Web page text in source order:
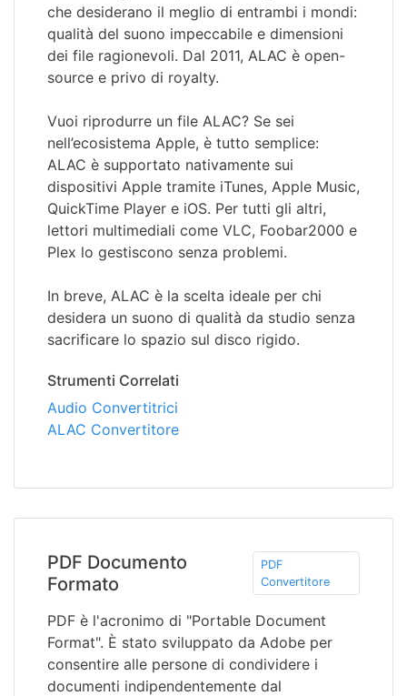
che desiderano il meglio di entrambi i mondi:
qualità del suono impeccabile e dimensioni
dei file ragionevoli. Dal 2011, ALAC è open-
source e privo di royalty.
Vuoi riprodurre un file ALAC? Se sei
nell’ecosistema Apple, è tutto semplice:
ALAC è supportato nativamente sui
dispositivi Apple tramite iTunes, Apple Music,
QuickTime Player e iOS. Per tutti gli altri,
lettori multimediali come VLC, Foobar2000 e
Plex lo gestiscono senza problemi.
In breve, ALAC è la scelta ideale per chi
desidera un suono di qualità da studio senza
sacrificare lo spazio sul disco rigido.
Strumenti Correlati
Audio Convertitrici
ALAC Convertitore
PDF Documento
Formato
PDF
Convertitore
PDF è l'acronimo di "Portable Document
Format". È stato sviluppato da Adobe per
consentire alle persone di condividere i
documenti indipendentemente dal